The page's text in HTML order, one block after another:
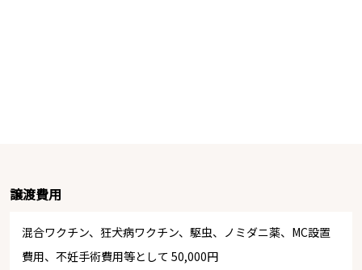
譲渡費用
混合ワクチン、狂犬病ワクチン、駆虫、ノミダニ薬、MC設置
費用、不妊手術費用等として 50,000円